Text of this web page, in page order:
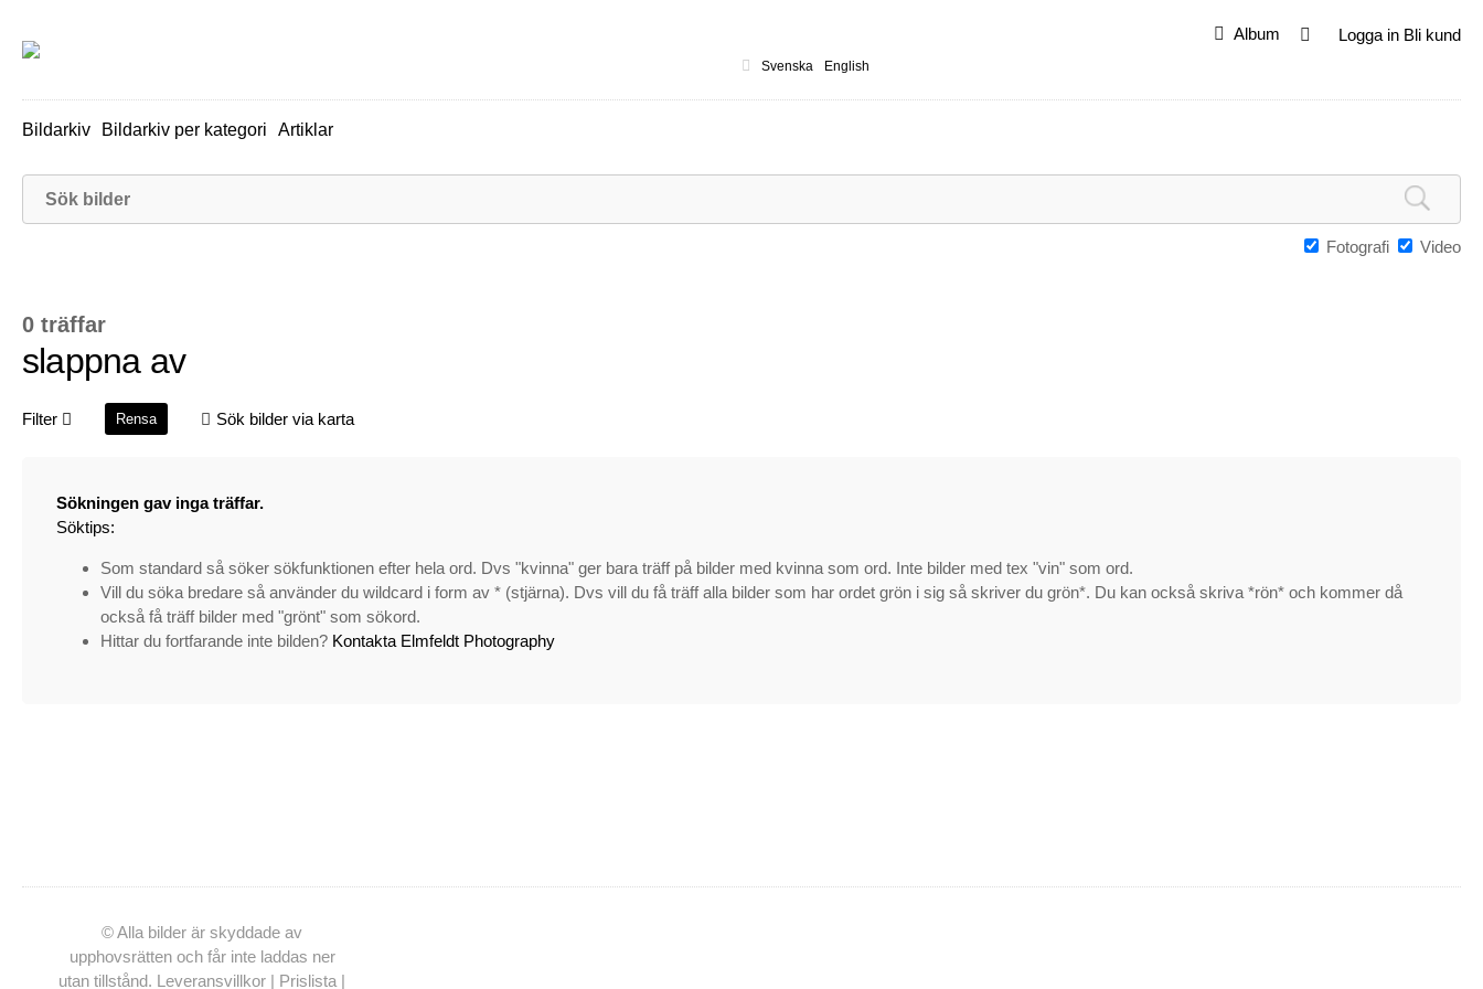
Logga in Bli kund
Album
Svenska English
Bildarkiv Bildarkiv per kategori Artiklar
Fotografi Video
0 träffar
slappna av
Filter Rensa Sök bilder via karta
Sökningen gav inga träffar.
Söktips:
Som standard så söker sökfunktionen efter hela ord. Dvs "kvinna" ger bara träff på bilder med kvinna som ord. Inte bilder med tex "vin" som ord.
Vill du söka bredare så använder du wildcard i form av * (stjärna). Dvs vill du få träff alla bilder som har ordet grön i sig så skriver du grön*. Du kan också skriva *rön* och kommer då
också få träff bilder med "grönt" som sökord.
Hittar du fortfarande inte bilden? Kontakta Elmfeldt Photography
© Alla bilder är skyddade av
upphovsrätten och får inte laddas ner
utan tillstånd. Leveransvillkor | Prislista |